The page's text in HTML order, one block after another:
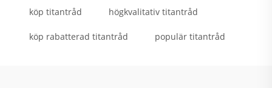
köp titantråd högkvalitativ titantråd
köp rabatterad titantråd populär titantråd